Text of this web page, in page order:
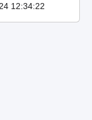
12:34:22